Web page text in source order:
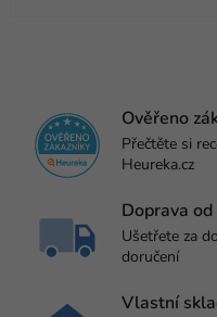
Ověřeno
Přečtěte si
Heureka.cz
Doprava
Ušetřete za
doručení
Vlastní